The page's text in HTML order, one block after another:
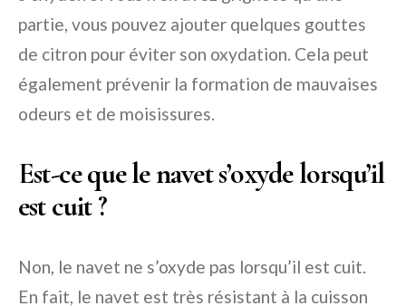
partie, vous pouvez ajouter quelques gouttes
de citron pour éviter son oxydation. Cela peut
également prévenir la formation de mauvaises
odeurs et de moisissures.
Est-ce que le navet s’oxyde lorsqu’il
est cuit ?
Non, le navet ne s’oxyde pas lorsqu’il est cuit.
En fait, le navet est très résistant à la cuisson